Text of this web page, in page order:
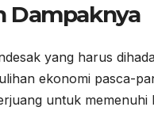
Dampaknya
yang harus
ekonomi pasca-
untuk